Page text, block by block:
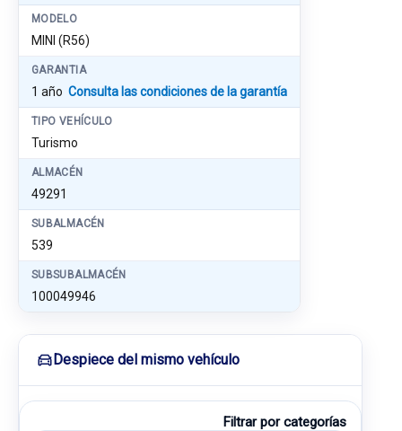
MODELO
MINI (R56)
GARANTIA
1 año Consulta las condiciones de la garantía
TIPO VEHÍCULO
Turismo
ALMACÉN
49291
SUBALMACÉN
539
SUBSUBALMACÉN
100049946
Despiece del mismo vehículo
Filtrar por categorías